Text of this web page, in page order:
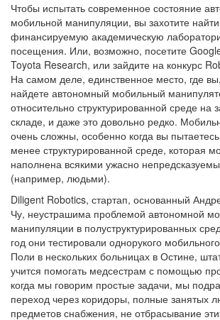
Чтобы испытать современное состояние
мобильной манипуляции, вы захотите
финансируемую академическую
посещения. Или, возможно, посетите
Toyota Research, или зайдите на конкурс
На самом деле, единственное место, где
найдете автономный мобильный
относительно структурированной среде на
складе, и даже это довольно редко.
очень сложны, особенно когда вы
менее структурированной среде, которая
наполнена всякими ужасно
(например, людьми).
Diligent Robotics, стартап, основанный
Чу, неустрашима проблемой автономной
манипуляции в полуструктурированных
год они тестировали однорукого
Поли в нескольких больницах в Остине,
учится помогать медсестрам с помощью
когда мы говорим простые задачи, мы
переход через коридоры, полные занятых
предметов снабжения, не отбрасывание